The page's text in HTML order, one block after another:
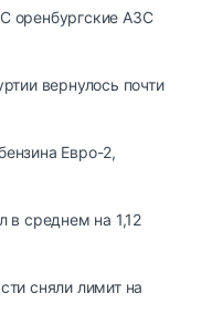
оренбургские АЗС
вернулось почти
Евро-2,
в среднем на 1,12
сняли лимит на